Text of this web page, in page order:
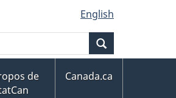
English
de
Canada.ca